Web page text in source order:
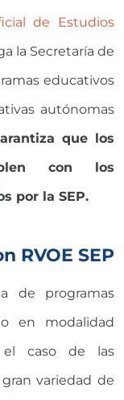
de Estudios
la Secretaría de
educativos
autónomas
que los
con los
por la SEP.
RVOE SEP
de programas
en modalidad
el caso de las
variedad de